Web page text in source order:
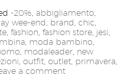
-20%, abbigliamento,
wee-end, brand,chic,
,fashion,fashion store, jesi,
, moda bambino,
, modaleader, new
,outfit,outlet, primavera,
a comment